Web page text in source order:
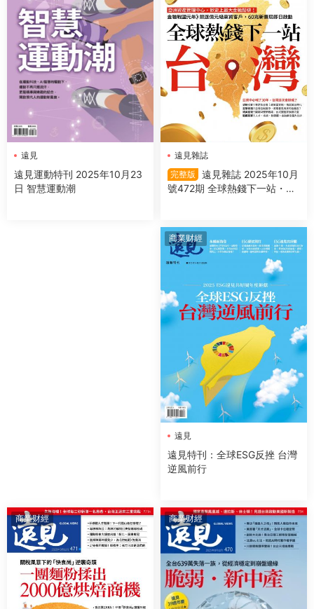
遠見
遠見運動特刊 2025年10月23
日 智慧運動潮
遠見雜誌
完整版
遠見雜誌 2025年10月
號472期 全球熱錢下一站・台
商業财經
遠見
遠見特刊：全球ESG反挫 台灣
逆風前行
商業财經 商業财經